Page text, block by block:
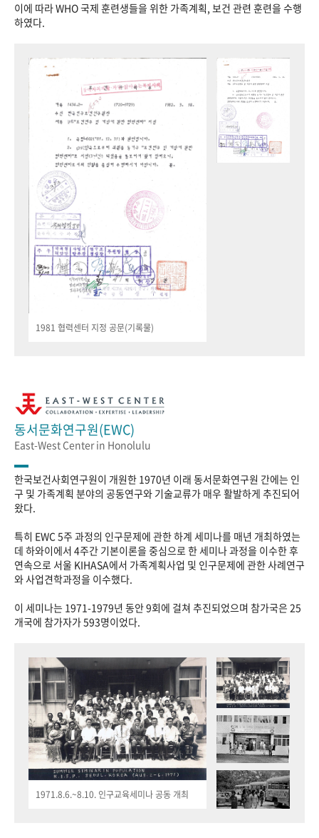
이에 따라 WHO 국제 훈련생들을 위한 가족계획, 보건 관련 훈련을 수행
하였다.
1981 협력센터 지정 공문(기록물)
동서문화연구원(EWC)
East-West Center in Honolulu
한국보건사회연구원이 개원한 1970년 이래 동서문화연구원 간에는 인
구 및 가족계획 분야의 공동연구와 기술교류가 매우 활발하게 추진되어
왔다.
특히 EWC 5주 과정의 인구문제에 관한 하계 세미나를 매년 개최하였는
데 하와이에서 4주간 기본이론을 중심으로 한 세미나 과정을 이수한 후
연속으로 서울 KIHASA에서 가족계획사업 및 인구문제에 관한 사례연구
와 사업견학과정을 이수했다.
이 세미나는 1971-1979년 동안 9회에 걸쳐 추진되었으며 참가국은 25
개국에 참가자가 593명이었다.
1971.8.6.~8.10. 인구교육세미나 공동 개최